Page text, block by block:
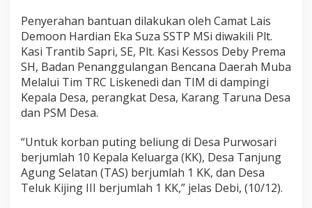
Penyerahan bantuan dilakukan oleh Camat Lais
Demoon Hardian Eka Suza SSTP MSi diwakili Plt.
Kasi Trantib Sapri, SE, Plt. Kasi Kessos Deby Prema
SH, Badan Penanggulangan Bencana Daerah Muba
Melalui Tim TRC Liskenedi dan TIM di dampingi
Kepala Desa, perangkat Desa, Karang Taruna Desa
dan PSM Desa.
“Untuk korban puting beliung di Desa Purwosari
berjumlah 10 Kepala Keluarga (KK), Desa Tanjung
Agung Selatan (TAS) berjumlah 1 KK, dan Desa
Teluk Kijing III berjumlah 1 KK,” jelas Debi, (10/12).